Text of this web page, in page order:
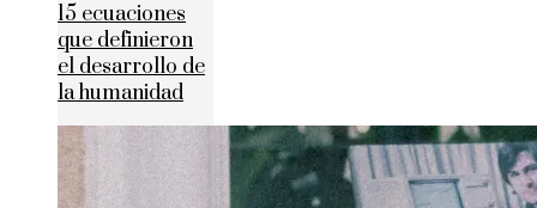
15 ecuaciones
que definieron
el desarrollo de
la humanidad